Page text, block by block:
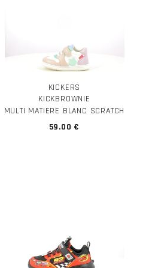
KICKERS
KICKBROWNIE
MULTI MATIERE BLANC SCRATCH
59.00 €